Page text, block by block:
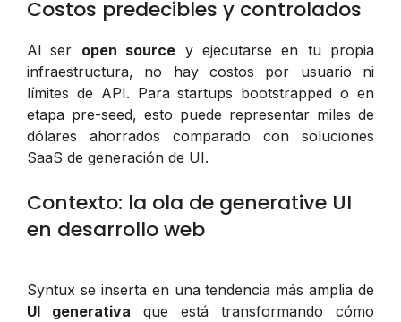
Costos predecibles y controlados
Al ser open source y ejecutarse en tu propia
infraestructura, no hay costos por usuario ni
límites de API. Para startups bootstrapped o en
etapa pre-seed, esto puede representar miles de
dólares ahorrados comparado con soluciones
SaaS de generación de UI.
Contexto: la ola de generative UI
en desarrollo web
Syntux se inserta en una tendencia más amplia de
UI generativa que está transformando cómo